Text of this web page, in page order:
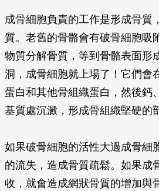
成骨細胞負責的工作是形成骨質
質。老舊的骨骼會有破骨細胞吸
物質分解骨質，等到骨骼表面形
洞，成骨細胞就上場了！它們會
蛋白和其他骨組織蛋白，然後鈣
基質處沉澱，形成骨組織堅硬的
如果破骨細胞的活性大過成骨細
的流失，造成骨質疏鬆。如果成
收，就會造成網狀骨質的增加與